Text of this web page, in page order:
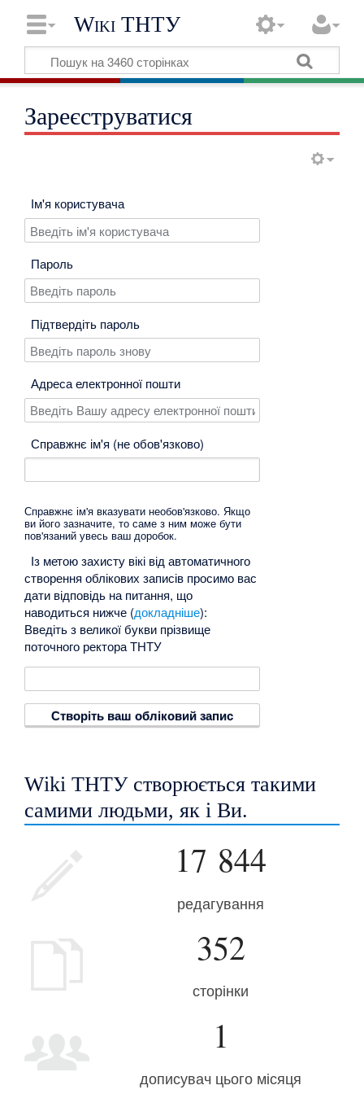
Wiki ТНТУ
Зареєструватися
Ім'я користувача
Пароль
Підтвердіть пароль
Адреса електронної пошти
Справжнє ім'я (не обов'язково)
Справжнє ім'я вказувати необов'язково. Якщо
ви його зазначите, то саме з ним може бути
пов'язаний увесь ваш доробок.
Із метою захисту вікі від автоматичного
створення облікових записів просимо вас
дати відповідь на питання, що
наводиться нижче (докладніше):
Введіть з великої букви прізвище
поточного ректора ТНТУ
Створіть ваш обліковий запис
Wiki ТНТУ створюється такими
самими людьми, як і Ви.
17 844
редагування
352
сторінки
1
дописувач цього місяця